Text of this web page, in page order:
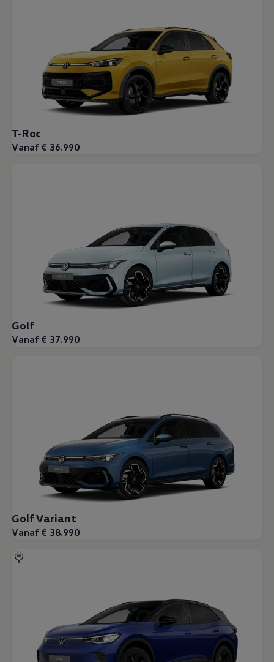
T-Roc
Vanaf € 36.990
Golf
Vanaf € 37.990
Golf Variant
Vanaf € 38.990